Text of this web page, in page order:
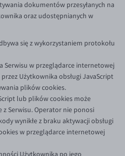
dokumentów przesyłanych na
oraz udostępnianych w
się z wykorzystaniem protokołu
Serwisu w przeglądarce internetowej
Użytkownika obsługi JavaScript
plików cookies.
lub plików cookies może
Serwisu. Operator nie ponosi
wynikłe z braku aktywacji obsługi
w przeglądarce internetowej
Użytkownika po jego